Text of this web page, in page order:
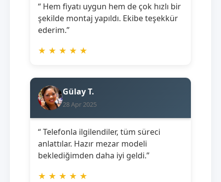
“ Hem fiyatı uygun hem de çok hızlı bir
şekilde montaj yapıldı. Ekibe teşekkür
ederim.”
★ ★ ★ ★ ★
Gülay T.
28 Apr 2025
“ Telefonla ilgilendiler, tüm süreci
anlattılar. Hazır mezar modeli
beklediğimden daha iyi geldi.”
★ ★ ★ ★ ★